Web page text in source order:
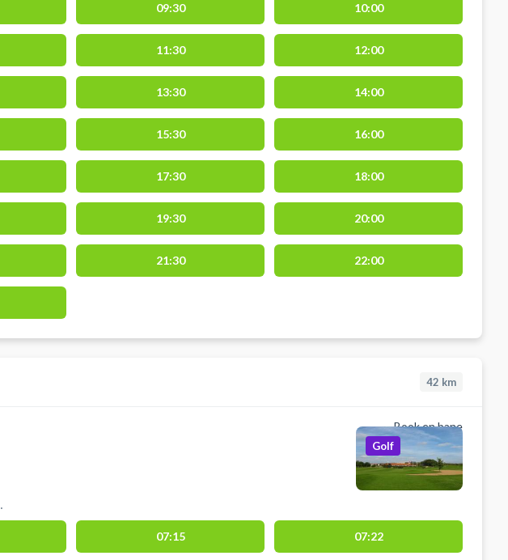
09:30 10:00
11:30 12:00
13:30 14:00
15:30 16:00
17:30 18:00
19:30 20:00
21:30 22:00
42 km
Book en bane
Golf
07:15 07:22